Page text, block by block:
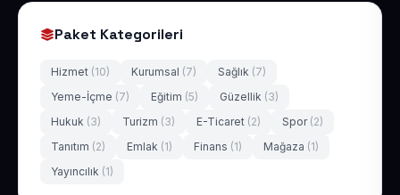
Paket Kategorileri
Hizmet (10) Kurumsal (7) Sağlık (7)
Yeme-İçme (7) Eğitim (5) Güzellik (3)
Hukuk (3) Turizm (3) E-Ticaret (2) Spor (2)
Tanıtım (2) Emlak (1) Finans (1) Mağaza (1)
Yayıncılık (1)